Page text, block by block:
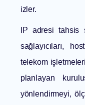
izler.
IP adresi tahsis
sağlayıcıları,
telekom
planlayan
yönlendirmeyi,